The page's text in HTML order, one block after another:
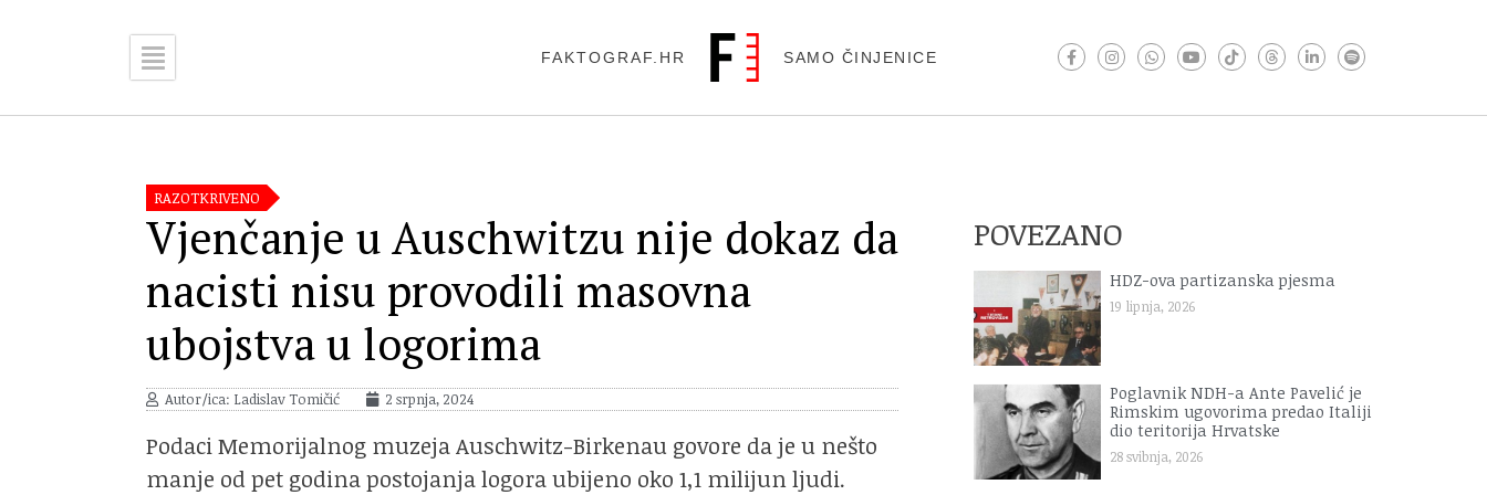
FAKTOGRAF.HR SAMO ČINJENICE
RAZOTKRIVENO
Vjenčanje u Auschwitzu nije dokaz da
nacisti nisu provodili masovna
ubojstva u logorima
Autor/ica: Ladislav Tomičić 2 srpnja, 2024
Podaci Memorijalnog muzeja Auschwitz-Birkenau govore da je u nešto
manje od pet godina postojanja logora ubijeno oko 1,1 milijun ljudi.
POVEZANO
HDZ-ova partizanska pjesma
19 lipnja, 2026
Poglavnik NDH-a Ante Pavelić je
Rimskim ugovorima predao Italiji
dio teritorija Hrvatske
28 svibnja, 2026